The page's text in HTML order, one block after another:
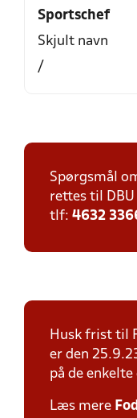
Sportschef
Skjult navn
/
Spørgsmål
rettes til
tlf: 4632
Husk frist til
er den
på de enkelte
Læs mere